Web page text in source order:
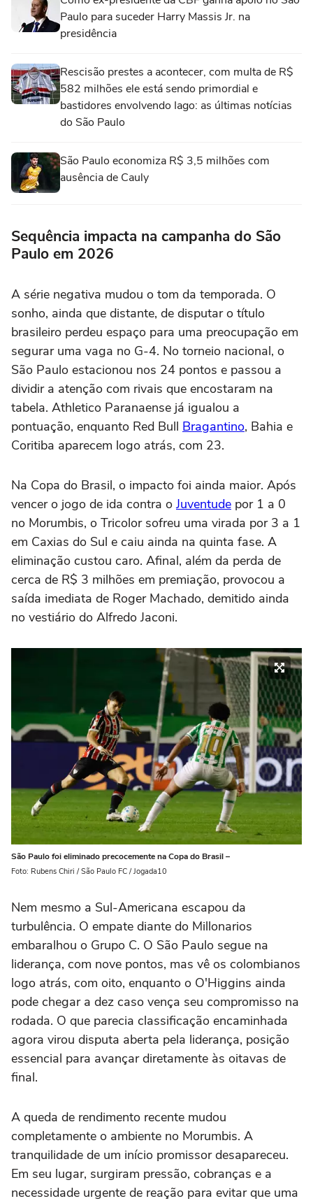
Paulo para suceder Harry Massis Jr. na
presidência
Rescisão prestes a acontecer, com multa de R$
582 milhões ele está sendo primordial e
bastidores envolvendo Iago: as últimas notícias
do São Paulo
São Paulo economiza R$ 3,5 milhões com
ausência de Cauly
Sequência impacta na campanha do São
Paulo em 2026
A série negativa mudou o tom da temporada. O
sonho, ainda que distante, de disputar o título
brasileiro perdeu espaço para uma preocupação em
segurar uma vaga no G-4. No torneio nacional, o
São Paulo estacionou nos 24 pontos e passou a
dividir a atenção com rivais que encostaram na
tabela. Athletico Paranaense já igualou a
pontuação, enquanto Red Bull Bragantino, Bahia e
Coritiba aparecem logo atrás, com 23.
Na Copa do Brasil, o impacto foi ainda maior. Após
vencer o jogo de ida contra o Juventude por 1 a 0
no Morumbis, o Tricolor sofreu uma virada por 3 a 1
em Caxias do Sul e caiu ainda na quinta fase. A
eliminação custou caro. Afinal, além da perda de
cerca de R$ 3 milhões em premiação, provocou a
saída imediata de Roger Machado, demitido ainda
no vestiário do Alfredo Jaconi.
São Paulo foi eliminado precocemente na Copa do Brasil –
Foto: Rubens Chiri / São Paulo FC / Jogada10
Nem mesmo a Sul-Americana escapou da
turbulência. O empate diante do Millonarios
embaralhou o Grupo C. O São Paulo segue na
liderança, com nove pontos, mas vê os colombianos
logo atrás, com oito, enquanto o O'Higgins ainda
pode chegar a dez caso vença seu compromisso na
rodada. O que parecia classificação encaminhada
agora virou disputa aberta pela liderança, posição
essencial para avançar diretamente às oitavas de
final.
A queda de rendimento recente mudou
completamente o ambiente no Morumbis. A
tranquilidade de um início promissor desapareceu.
Em seu lugar, surgiram pressão, cobranças e a
necessidade urgente de reação para evitar que uma